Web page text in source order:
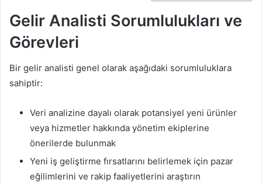
Gelir Analisti Sorumlulukları ve
Görevleri
Bir gelir analisti genel olarak aşağıdaki sorumluluklara
sahiptir:
Veri analizine dayalı olarak potansiyel yeni ürünler
veya hizmetler hakkında yönetim ekiplerine
önerilerde bulunmak
Yeni iş geliştirme fırsatlarını belirlemek için pazar
eğilimlerini ve rakip faaliyetlerini araştırın